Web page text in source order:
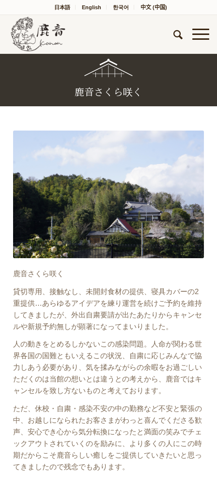
日本語 English 한국어 中文 (中国)
鹿音さくら咲く
鹿音さくら咲く
貸切専用、接触なし、未開封食材の提供、寝具カバーの2
重提供…あらゆるアイデアを練り運営を続けご予約を維持
してきましたが、外出自粛要請が出たあたりからキャンセ
ルや新規予約無しが顕著になってまいりました。
人の動きをとめるしかないこの感染問題。人命が関わる世
界各国の国難ともいえるこの状況、自粛に応じみんなで協
力しあう必要があり、気を揉みながらの余暇をお過ごしい
ただくのは当館の想いとは違うとの考えから、鹿音ではキ
ャンセルを致し方ないものと考えております。
ただ、休校・自粛・感染不安の中の勤務など不安と緊張の
中、お越しになられたお客さまがわっと喜んでくださる歓
声、安心でき心から気分転換になったと満面の笑みでチェ
ックアウトされていくのを励みに、より多くの人にこの時
期だからこそ鹿音らしい癒しをご提供していきたいと思っ
てきましたので残念でもあります。